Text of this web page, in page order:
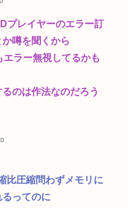
プレイヤーのエラー訂
噂を聞くから
ラー無視してるかも
のは作法なのだろう
比圧縮問わずメモリに
ってのに